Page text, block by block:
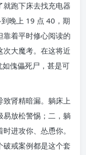
跑下床去找充电器
晚上 19 点 40，期
靠着平时修心阅读的
大魔考。在这将近
傀儡死尸，甚是可
肾精暗漏。躺床上
易放松警惕；二，躺
进攻你、怂恿你。
破戒案例都是这个套